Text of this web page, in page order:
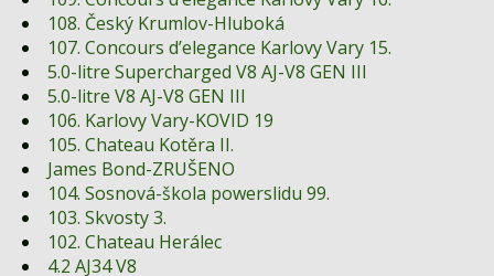
108. Český Krumlov-Hluboká
107. Concours d’elegance Karlovy Vary 15.
5.0-litre Supercharged V8 AJ-V8 GEN III
5.0-litre V8 AJ-V8 GEN III
106. Karlovy Vary-KOVID 19
105. Chateau Kotěra II.
James Bond-ZRUŠENO
104. Sosnová-škola powerslidu 99.
103. Skvosty 3.
102. Chateau Herálec
4.2 AJ34 V8